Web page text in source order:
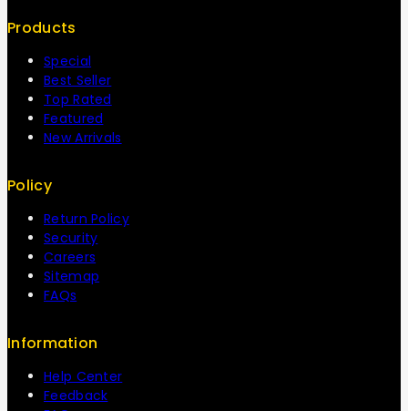
Products
Special
Best Seller
Top Rated
Featured
New Arrivals
Policy
Return Policy
Security
Careers
Sitemap
FAQs
Information
Help Center
Feedback